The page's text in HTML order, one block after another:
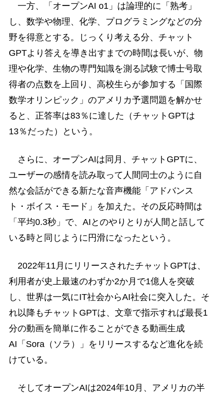
一方、「オープンAI o1」は論理的に「熟考」
し、数学や物理、化学、プログラミングなどの分
野を得意とする。じっくり考える分、チャット
GPTより答えを導き出すまでの時間は長いが、物
理や化学、生物の専門知識を測る試験で博士号取
得者の点数を上回り、高校生らが参加する「国際
数学オリンピック」のアメリカ予選問題を解かせ
ると、正答率は83％に達した（チャットGPTは
13％だった）という。
さらに、オープンAIは同月、チャットGPTに、
ユーザーの感情を読み取って人間同士のように自
然な会話ができる新たな音声機能「アドバンス
ト・ボイス・モード」を加えた。その反応時間は
「平均0.3秒」で、AIとのやりとりが人間と話して
いる時と同じように円滑になったという。
2022年11月にリリースされたチャットGPTは、
利用者が史上最速のわずか2か月で1億人を突破
し、世界は一気にIT社会からAI社会に突入した。そ
れ以降もチャットGPTは、文章で指示すれば最長1
分の動画を簡単に作ることができる動画生成
AI「Sora（ソラ）」をリリースするなど進化を続
けている。
そしてオープンAIは2024年10月、アメリカの半